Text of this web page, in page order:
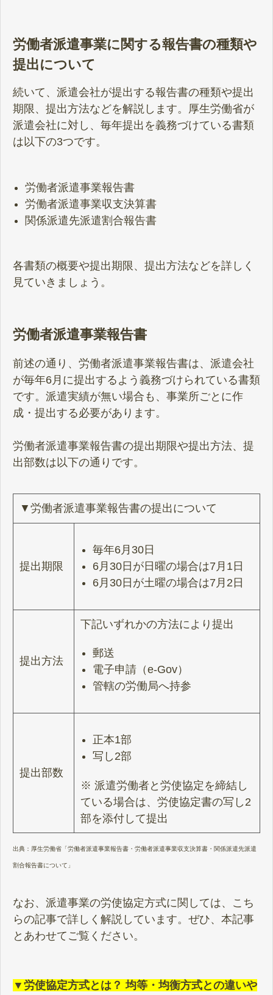
労働者派遣事業に関する報告書の種類や
提出について
続いて、派遣会社が提出する報告書の種類や提出
期限、提出方法などを解説します。厚生労働省が
派遣会社に対し、毎年提出を義務づけている書類
は以下の3つです。
労働者派遣事業報告書
労働者派遣事業収支決算書
関係派遣先派遣割合報告書
各書類の概要や提出期限、提出方法などを詳しく
見ていきましょう。
労働者派遣事業報告書
前述の通り、労働者派遣事業報告書は、派遣会社
が毎年6月に提出するよう義務づけられている書類
です。派遣実績が無い場合も、事業所ごとに作
成・提出する必要があります。
労働者派遣事業報告書の提出期限や提出方法、提
出部数は以下の通りです。
▼労働者派遣事業報告書の提出について
提出期限
毎年6月30日
6月30日が日曜の場合は7月1日
6月30日が土曜の場合は7月2日
提出方法
下記いずれかの方法により提出
郵送
電子申請（e-Gov）
管轄の労働局へ持参
提出部数
正本1部
写し2部
※ 派遣労働者と労使協定を締結し
ている場合は、労使協定書の写し2
部を添付して提出
出典： 厚生労働省「労働者派遣事業報告書・労働者派遣事業収支決算書・関係派遣先派遣
割合報告書について」
なお、派遣事業の労使協定方式に関しては、こち
らの記事で詳しく解説しています。ぜひ、本記事
とあわせてご覧ください。
▼労使協定方式とは？ 均等・均衡方式との違いや